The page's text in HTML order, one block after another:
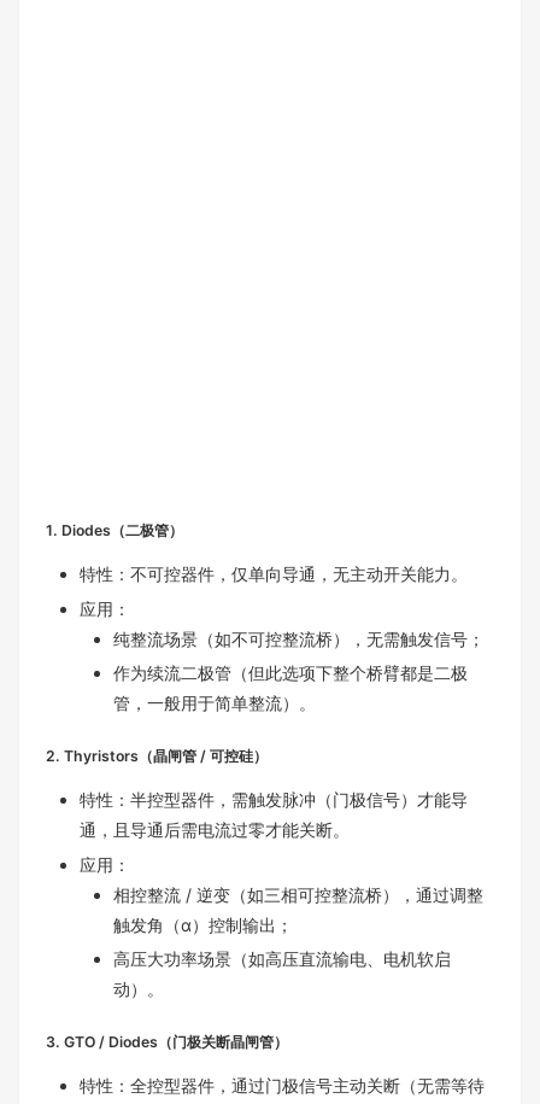
1. Diodes（二极管）
特性：不可控器件，仅单向导通，无主动开关能力。
应用：
纯整流场景（如不可控整流桥），无需触发信号；
作为续流二极管（但此选项下整个桥臂都是二极
管，一般用于简单整流）。
2. Thyristors（晶闸管 / 可控硅）
特性：半控型器件，需触发脉冲（门极信号）才能导
通，且导通后需电流过零才能关断。
应用：
相控整流 / 逆变（如三相可控整流桥），通过调整
触发角（α）控制输出；
高压大功率场景（如高压直流输电、电机软启
动）。
3. GTO / Diodes（门极关断晶闸管）
特性：全控型器件，通过门极信号主动关断（无需等待